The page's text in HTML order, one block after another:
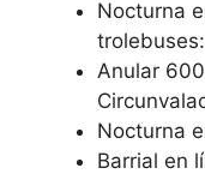
Nocturna
Anular
Nocturna
Barrial en